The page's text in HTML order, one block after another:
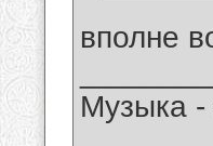
вполне
Музыка -